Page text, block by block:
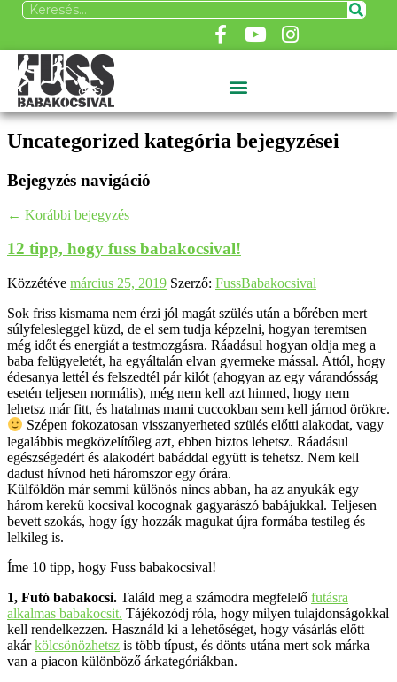
Uncategorized kategória bejegyzései
Bejegyzés navigáció
← Korábbi bejegyzés
12 tipp, hogy fuss babakocsival!
Közzétéve március 25, 2019 Szerző: FussBabakocsival
Sok friss kismama nem érzi jól magát szülés után a bőrében mert
súlyfelesleggel küzd, de el sem tudja képzelni, hogyan teremtsen
még időt és energiát a testmozgásra. Ráadásul hogyan oldja meg a
baba felügyeletét, ha egyáltalán elvan gyermeke mással. Attól, hogy
édesanya lettél és felszedtél pár kilót (ahogyan az egy várandósság
esetén teljesen normális), még nem kell azt hinned, hogy nem
lehetsz már fitt, és hatalmas mami cuccokban sem kell járnod örökre.
Szépen fokozatosan visszanyerheted szülés előtti alakodat, vagy
legalábbis megközelítőleg azt, ebben biztos lehetsz. Ráadásul
egészségedért és alakodért babáddal együtt is tehetsz. Nem kell
dadust hívnod heti háromszor egy órára.
Külföldön már semmi különös nincs abban, ha az anyukák egy
három kerekű kocsival kocognak gagyarászó babájukkal. Teljesen
bevett szokás, hogy így hozzák magukat újra formába testileg és
lelkileg is.
Íme 10 tipp, hogy Fuss babakocsival!
1, Futó babakocsi. Találd meg a számodra megfelelő futásra
alkalmas babakocsit. Tájékozódj róla, hogy milyen tulajdonságokkal
kell rendelkezzen. Használd ki a lehetőséget, hogy vásárlás előtt
akárkölcsönözhetsz is több típust, és dönts utána mert sok márka
van a piacon különböző árkategóriákban.